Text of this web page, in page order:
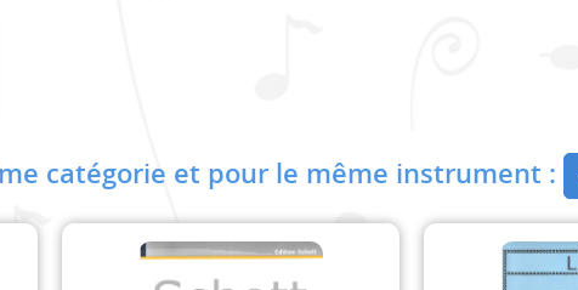
catégorie et pour le même instrument :